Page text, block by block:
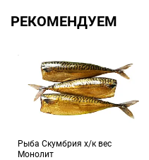
РЕКОМЕНДУЕМ
Рыба Скумбрия х/к вес
Монолит